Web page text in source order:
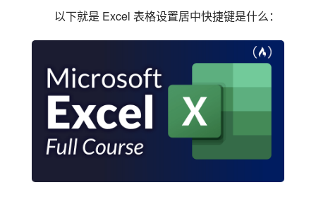
以下就是 Excel 表格设置居中快捷键是什么：